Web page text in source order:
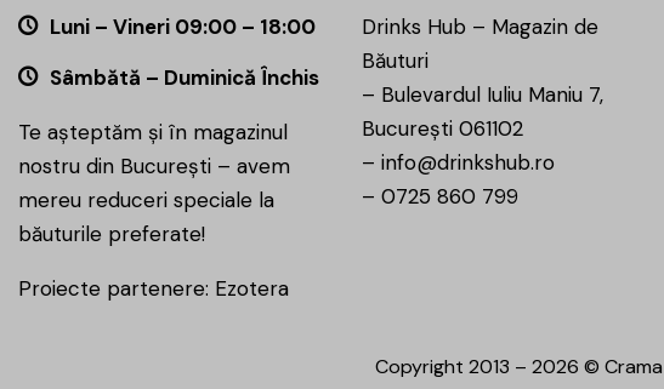
Luni – Vineri 09:00 – 18:00
Sâmbătă – Duminică Închis
Te așteptăm și în magazinul
nostru din București – avem
mereu reduceri speciale la
băuturile preferate!
Proiecte partenere: Ezotera
Drinks Hub – Magazin de
Băuturi
– Bulevardul Iuliu Maniu 7,
București 061102
– info@drinkshub.ro
– 0725 860 799
Copyright 2013 – 2026 ©